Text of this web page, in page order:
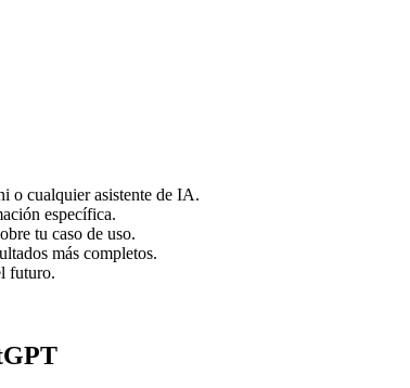
o cualquier asistente de IA.
específica.
tu caso de uso.
más completos.
futuro.